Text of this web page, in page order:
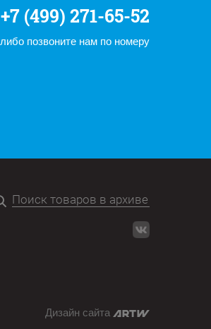
+7 (499) 271-65-52
либо позвоните нам по номеру
Дизайн сайта